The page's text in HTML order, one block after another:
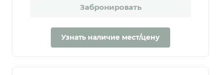
Забронировать
Узнать наличие мест/цену